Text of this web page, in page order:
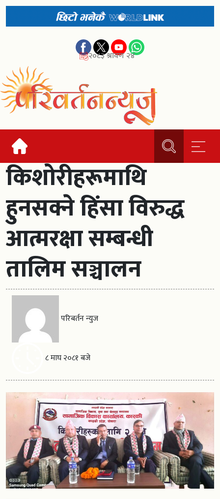
२०८३ श्रावण २४
किशोरीहरूमाथि
हुनसक्ने हिंसा विरुद्ध
आत्मरक्षा सम्बन्धी
तालिम सञ्चालन
परिबर्तन न्युज
८ माघ २०८१ बजे